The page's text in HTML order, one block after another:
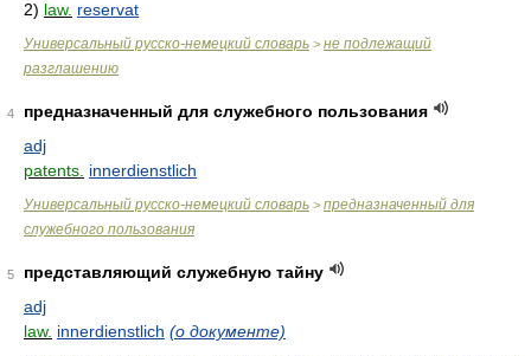
2) law. reservat
Универсальный русско-немецкий словарь > не подлежащий
разглашению
4
предназначенный для служебного пользования
adj
patents. innerdienstlich
Универсальный русско-немецкий словарь > предназначенный для
служебного пользования
5
представляющий служебную тайну
adj
law. innerdienstlich (о документе)